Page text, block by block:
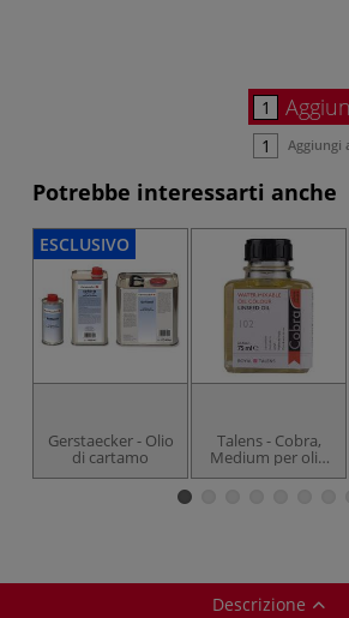
Aggiungi
Potrebbe interessarti anche
ESCLUSIVO
Gerstaecker - Olio
di cartamo
Talens - Cobra,
Medium per olio
102, Olio di lino
Descrizione